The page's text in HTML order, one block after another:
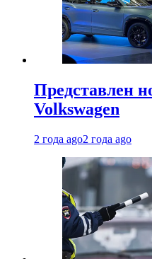
Представлен
Volkswagen
2 года ago2 года ago